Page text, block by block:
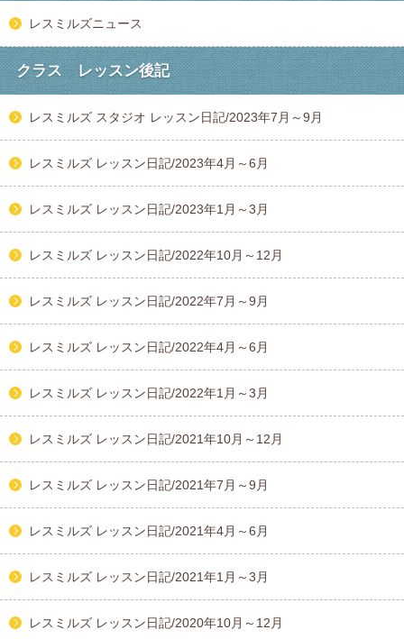
レスミルズニュース
クラス レッスン後記
レスミルズ スタジオ レッスン日記/2023年7月～9月
レスミルズ レッスン日記/2023年4月～6月
レスミルズ レッスン日記/2023年1月～3月
レスミルズ レッスン日記/2022年10月～12月
レスミルズ レッスン日記/2022年7月～9月
レスミルズ レッスン日記/2022年4月～6月
レスミルズ レッスン日記/2022年1月～3月
レスミルズ レッスン日記/2021年10月～12月
レスミルズ レッスン日記/2021年7月～9月
レスミルズ レッスン日記/2021年4月～6月
レスミルズ レッスン日記/2021年1月～3月
レスミルズ レッスン日記/2020年10月～12月